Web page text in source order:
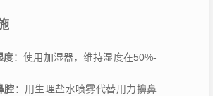
度：使用加湿器，维持湿度在50%-
腔：用生理盐水喷雾代替用力擤鼻